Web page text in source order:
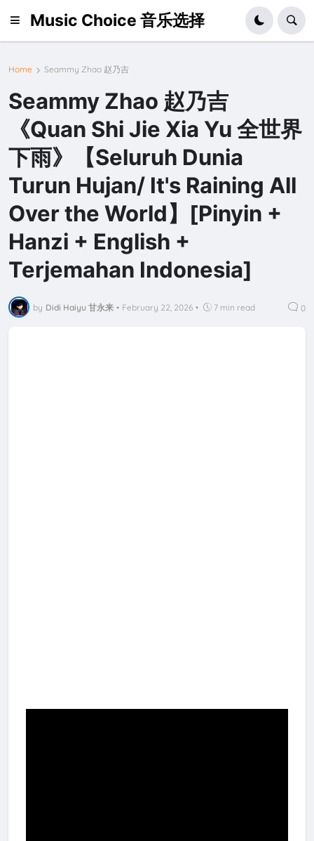
Music Choice 音乐选择
Home Seammy Zhao 赵乃吉
Seammy Zhao 赵乃吉
《Quan Shi Jie Xia Yu 全世界
下雨》【Seluruh Dunia
Turun Hujan/ It's Raining All
Over the World】[Pinyin +
Hanzi + English +
Terjemahan Indonesia]
by Didi Haiyu 甘永来 • February 22, 2026 • 7 min read 0